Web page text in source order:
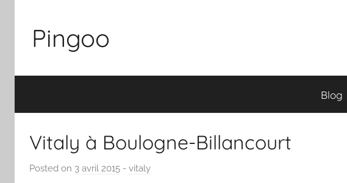
content
Pingoo
Blog
Vitaly à Boulogne-Billancourt
Posted on 3 avril 2015 b- vitaly